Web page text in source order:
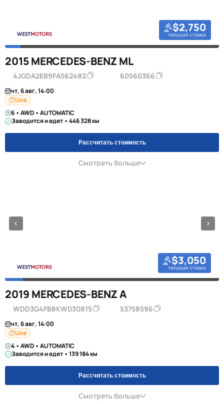
$2,750
текущая ставка
2015 MERCEDES-BENZ ML
4JGDA2EB9FA562482 60560366
чт, 6 авг, 14:00
Live
6 • AWD • AUTOMATIC
Заводится и едет • 446 328 км
Рассчитать стоимость
Смотреть больше
$3,050
текущая ставка
2019 MERCEDES-BENZ A
WDD3G4FB8KW030815 53758596
чт, 6 авг, 14:00
Live
4 • AWD • AUTOMATIC
Заводится и едет • 139 184 км
Рассчитать стоимость
Смотреть больше